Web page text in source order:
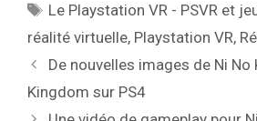
Étiquettes
Le Playstation VR - PSVR et
réalité virtuelle, Playstation VR,
De nouvelles images de Ni No
Kingdom sur PS4